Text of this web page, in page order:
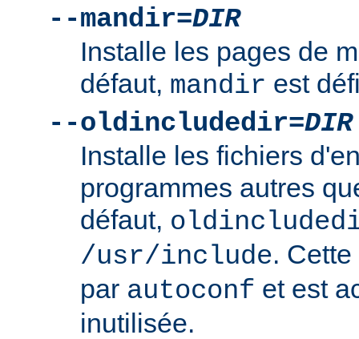
--mandir=DIR
Installe les pages de
défaut, mandir est
--oldincludedir=DIR
Installe les fichiers
programmes autres
défaut,
/usr/include.
par autoconf et est
inutilisée.